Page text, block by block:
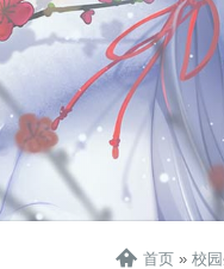
 首页 »校